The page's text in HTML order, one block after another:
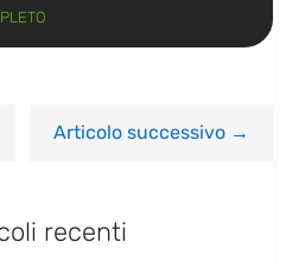
Articolo successivo→
recenti